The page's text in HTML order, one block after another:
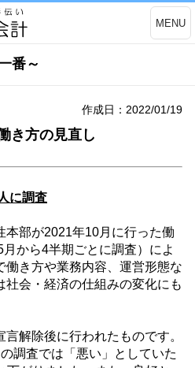
MENU
番～
作成日：2022/01/19
き方の見直し
人に調査
本部が2021年10月に行った働
月から4半期ごとに調査）によ
働き方や業務内容、運営形態な
社会・経済の仕組みの変化にも
解除後に行われたものです。
の調査では「悪い」としていた